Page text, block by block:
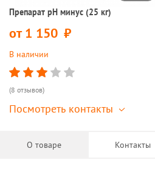
Препарат рН минус (25 кг)
от1 150 руб.
В наличии
(8 отзывов)
Посмотреть контакты
О товаре Контакты